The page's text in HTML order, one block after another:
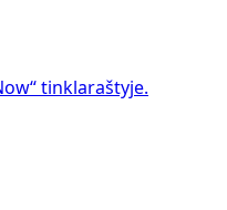
tinklaraštyje.